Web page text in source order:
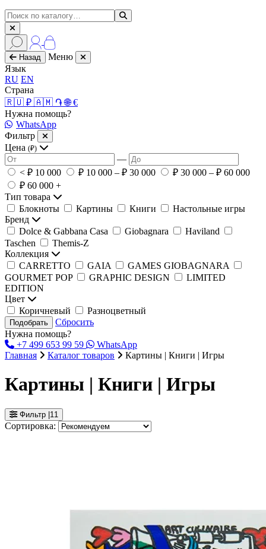
Назад
Меню
Язык
RU EN
Страна
🇷🇺 ₽ 🇦🇲 ֏🌐 €
Нужна помощь?
WhatsApp
Фильтр
Цена (₽)
—
< ₽ 10 000
₽ 10 000 – ₽ 30 000
₽ 30 000 – ₽ 60 000
₽ 60 000 +
Тип товара
Блокноты
Картины Книги
Настольные игры
Бренд
Dolce & Gabbana Casa
Giobagnara
Haviland
Taschen
Themis-Z
Коллекция
CARRETTO
GAIA
GAMES GIOBAGNARA
GOURMET POP
GRAPHIC DESIGN
LIMITED
EDITION
Цвет
Коричневый
Разноцветный
Подобрать
Сбросить
Нужна помощь?
+7 499 653 99 59
WhatsApp
Главная
Каталог товаров Картины | Книги | Игры
Картины | Книги | Игры
Фильтр |11
Сортировка: